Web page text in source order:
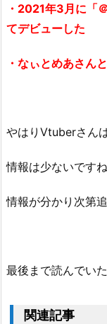
・2021年3月に「
てデビューした
・なぃとめあさん
やはりVtuberさん
情報は少ないですね
情報が分かり次第
最後まで読んでい
関連記事